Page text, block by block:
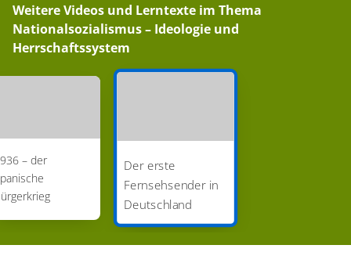
Weitere Videos und Lerntexte im Thema
Nationalsozialismus – Ideologie und
Herrschaftssystem
– der
Der erste
Fernsehsender in
Deutschland